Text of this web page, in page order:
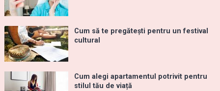
Cum să te pregătești pentru un festival
cultural
Cum alegi apartamentul potrivit pentru
stilul tău de viață